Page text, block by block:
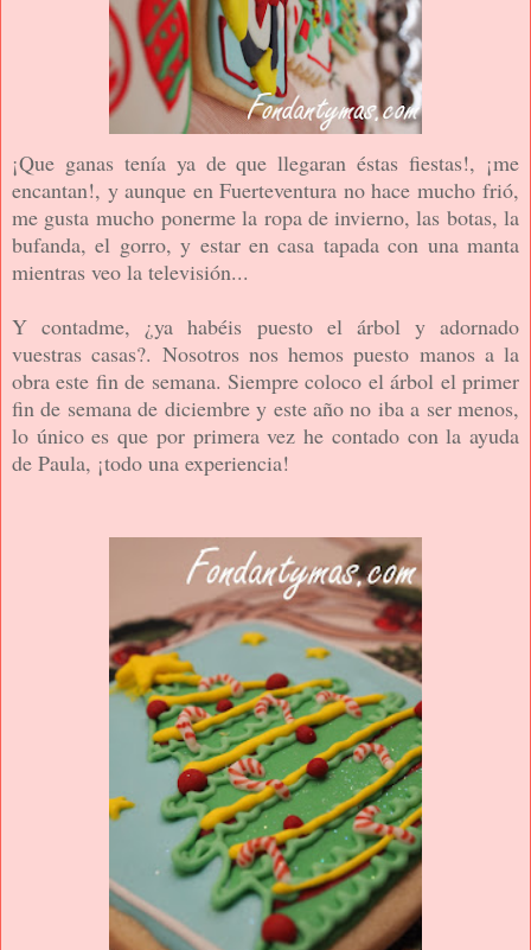
¡Que ganas tenía ya de que llegaran éstas fiestas!, ¡me
encantan!, y aunque en Fuerteventura no hace mucho frió,
me gusta mucho ponerme la ropa de invierno, las botas, la
bufanda, el gorro, y estar en casa tapada con una manta
mientras veo la televisión...
Y contadme, ¿ya habéis puesto el árbol y adornado
vuestras casas?. Nosotros nos hemos puesto manos a la
obra este fin de semana. Siempre coloco el árbol el primer
fin de semana de diciembre y este año no iba a ser menos,
lo único es que por primera vez he contado con la ayuda
de Paula, ¡todo una experiencia!